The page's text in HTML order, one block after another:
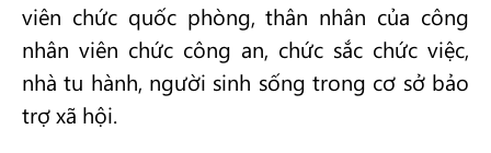
viên chức quốc phòng, thân nhân của công
nhân viên chức công an, chức sắc chức việc,
nhà tu hành, người sinh sống trong cơ sở bảo
trợ xã hội.